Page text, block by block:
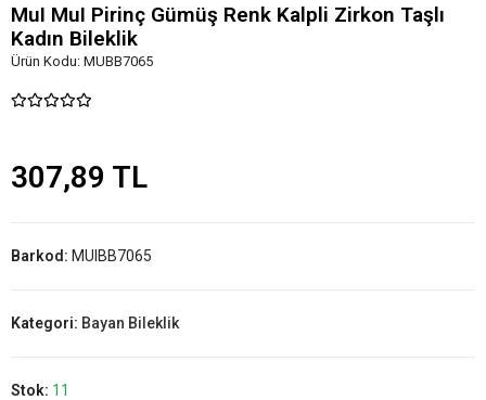
MuI MuI Pirinç Gümüş Renk Kalpli Zirkon Taşlı
Kadın Bileklik
Ürün Kodu: MUBB7065
307,89 TL
Barkod: MUIBB7065
Kategori: Bayan Bileklik
Stok: 11